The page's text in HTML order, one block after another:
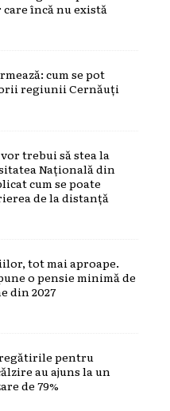
încă nu există
cum se pot
regiunii Cernăuți
trebui să stea la
Națională din
cum se poate
de la distanță
tot mai aproape.
o pensie minimă de
din 2027
pentru
au ajuns la un
de 79%